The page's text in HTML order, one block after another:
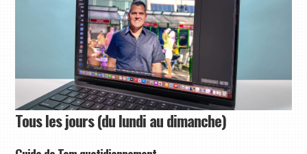
Tous les jours (du lundi au dimanche)